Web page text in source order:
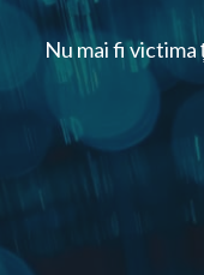
Nu mai fi